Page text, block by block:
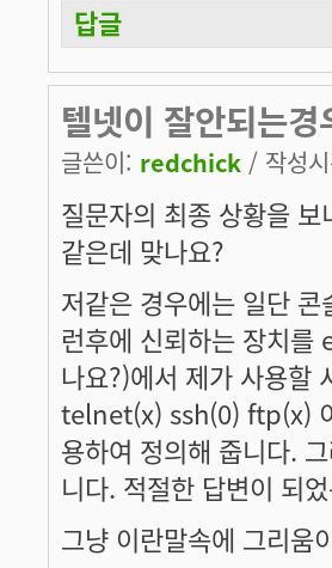
답글
텔넷이 잘안되는경
글쓴이: redchick / 작성
질문자의 최종 상황을
같은데 맞나요?
저같은 경우에는 일단
런후에 신뢰하는 장치를
나요?)에서 제가 사용
telnet(x) ssh(0) ftp(x)
용하여 정의해 줍니다.
니다. 적절한 답변이 되
그냥 이란말속에 그리움